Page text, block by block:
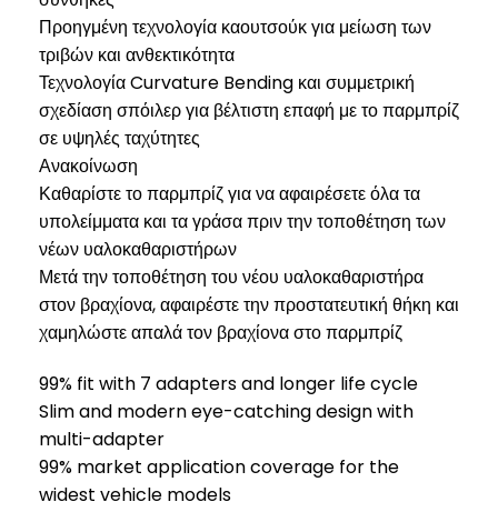
Προηγμένη τεχνολογία καουτσούκ για μείωση των
τριβών και ανθεκτικότητα
Τεχνολογία Curvature Bending και συμμετρική
σχεδίαση σπόιλερ για βέλτιστη επαφή με το παρμπρίζ
σε υψηλές ταχύτητες
Ανακοίνωση
Καθαρίστε το παρμπρίζ για να αφαιρέσετε όλα τα
υπολείμματα και τα γράσα πριν την τοποθέτηση των
νέων υαλοκαθαριστήρων
Μετά την τοποθέτηση του νέου υαλοκαθαριστήρα
στον βραχίονα, αφαιρέστε την προστατευτική θήκη και
χαμηλώστε απαλά τον βραχίονα στο παρμπρίζ
99% fit with 7 adapters and longer life cycle
Slim and modern eye-catching design with
multi-adapter
99% market application coverage for the
widest vehicle models